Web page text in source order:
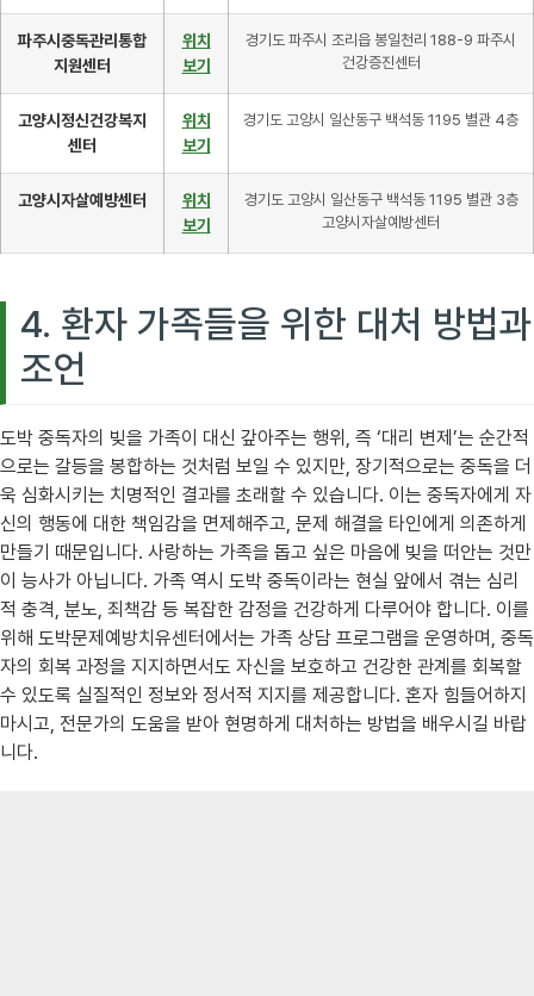
파주시중독관리통합
지원센터
위치
보기
경기도 파주시 조리읍 봉일천리 188-9 파주시
건강증진센터
고양시정신건강복지
센터
위치
보기
경기도 고양시 일산동구 백석동 1195 별관 4층
고양시자살예방센터
위치
보기
경기도 고양시 일산동구 백석동 1195 별관 3층
고양시자살예방센터
4. 환자 가족들을 위한 대처 방법과
조언
도박 중독자의 빚을 가족이 대신 갚아주는 행위, 즉 ‘대리 변제’는 순간적
으로는 갈등을 봉합하는 것처럼 보일 수 있지만, 장기적으로는 중독을 더
욱 심화시키는 치명적인 결과를 초래할 수 있습니다. 이는 중독자에게 자
신의 행동에 대한 책임감을 면제해주고, 문제 해결을 타인에게 의존하게
만들기 때문입니다. 사랑하는 가족을 돕고 싶은 마음에 빚을 떠안는 것만
이 능사가 아닙니다. 가족 역시 도박 중독이라는 현실 앞에서 겪는 심리
적 충격, 분노, 죄책감 등 복잡한 감정을 건강하게 다루어야 합니다. 이를
위해 도박문제예방치유센터에서는 가족 상담 프로그램을 운영하며, 중독
자의 회복 과정을 지지하면서도 자신을 보호하고 건강한 관계를 회복할
수 있도록 실질적인 정보와 정서적 지지를 제공합니다. 혼자 힘들어하지
마시고, 전문가의 도움을 받아 현명하게 대처하는 방법을 배우시길 바랍
니다.